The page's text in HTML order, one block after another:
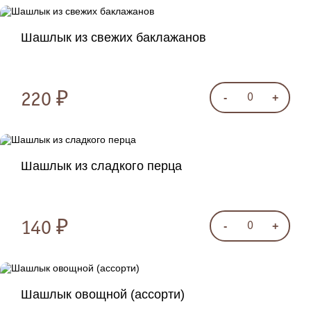
Шашлык из свежих баклажанов
220 ₽ - 0 +
Шашлык из сладкого перца
140 ₽ - 0 +
Шашлык овощной (ассорти)